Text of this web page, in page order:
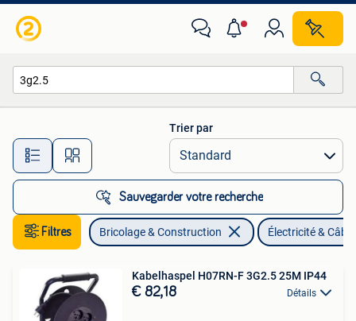
Toutes les distances…
Trier par
Sauvegarder votre recherche
Filtres Bricolage & Construction Électricité &
Kabelhaspel H07RN-F 3G2.5 25M IP44
€ 82,18 Détails